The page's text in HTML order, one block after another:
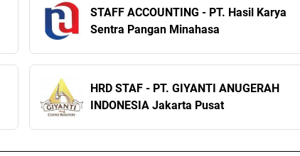
STAFF ACCOUNTING - PT. Hasil Karya
Sentra Pangan Minahasa
HRD STAF - PT. GIYANTI ANUGERAH
INDONESIA Jakarta Pusat